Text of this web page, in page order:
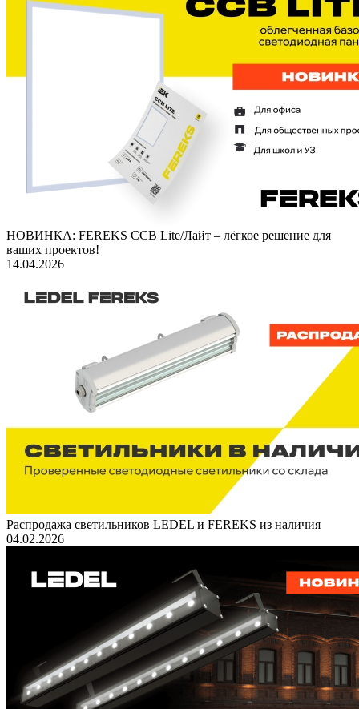
НОВИНКА: FEREKS ССВ Lite/Лайт – лёгкое решение для
ваших проектов!
14.04.2026
Распродажа светильников LEDEL и FEREKS из наличия
04.02.2026